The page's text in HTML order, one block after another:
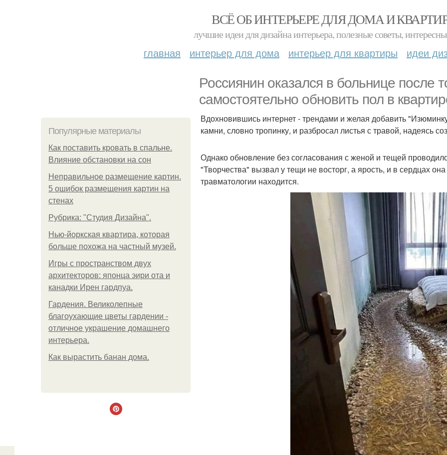
ВСЁ ОБ ИНТЕРЬЕРЕ ДЛЯ ДОМА И
лучшие идеи для дизайна интерьера, полезные советы,
главная интерьер для дома интерьер для квартиры идеи
Россиянин оказался в больнице после
самостоятельно обновить пол в
Популярные материалы
Как поставить кровать в спальне.
Влияние обстановки на сон
Неправильное размещение картин.
5 ошибок размещения картин на
стенах
Рубрика: "Студия Дизайна".
Нью-йоркская квартира, которая
больше похожа на частный музей.
Игры с пространством двух
архитекторов: японца эири ота и
канадки Ирен гардпуа.
Гардения. Великолепные
благоухающие цветы гардении -
отличное украшение домашнего
интерьера.
Как вырастить банан дома.
Вдохновившись интернет - трендами и желая добавить
камни, словно тропинку, и разбросал листья с травой, надеясь
Однако обновление без согласования с женой и тещей
"Творчества" вызвал у тещи не восторг, а ярость, и в сердцах
травматологии находится.